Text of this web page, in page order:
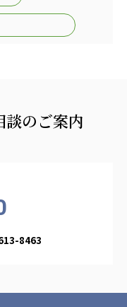
談のご案内
8463